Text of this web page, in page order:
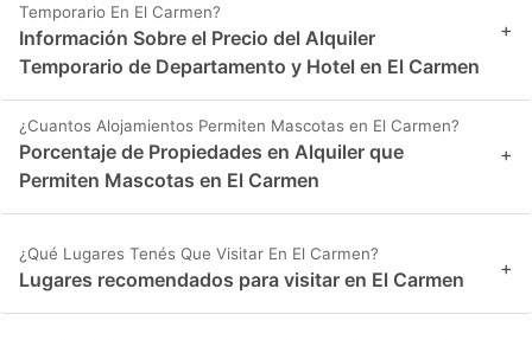
Temporario En El Carmen?
Información Sobre el Precio del Alquiler
Temporario de Departamento y Hotel en El Carmen
+
¿Cuantos Alojamientos Permiten Mascotas en El Carmen?
Porcentaje de Propiedades en Alquiler que
Permiten Mascotas en El Carmen
+
¿Qué Lugares Tenés Que Visitar En El Carmen?
Lugares recomendados para visitar en El Carmen +